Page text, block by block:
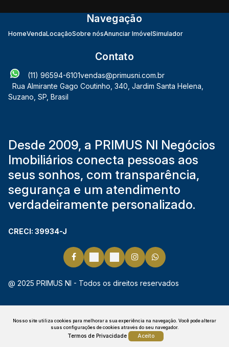
Nosso site utiliza cookies para melhorar a sua experiência na navegação. Você pode alterar
suas configurações de cookies através do seu navegador.
Termos de Privacidade Aceito
Navegação
HomeVendaLocaçãoSobre nósAnunciar ImóvelSimulador
Contato
(11) 96594-6101vendas@primusni.com.br
Rua Almirante Gago Coutinho 340 Jardim Santa Helena
Suzano SP Brasil
Desde 2009, a PRIMUS NI Negócios
Imobiliários conecta pessoas aos
seus sonhos, com transparência,
segurança e um atendimento
verdadeiramente personalizado.
CRECI: 39934-J
@ 2025 PRIMUS NI - Todos os direitos reservados